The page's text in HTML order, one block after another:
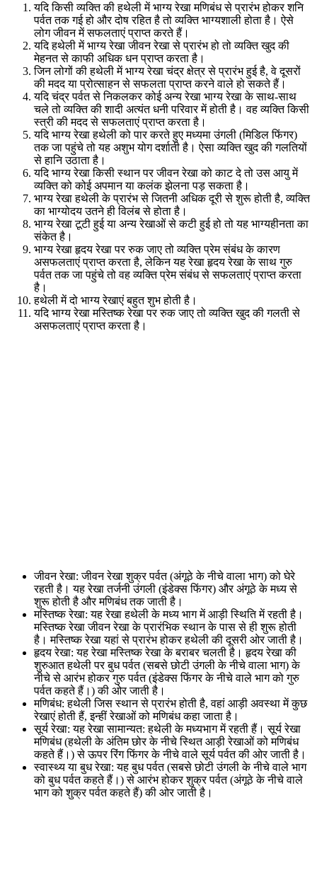
यदि किसी व्यक्ति की हथेली में भाग्य रेखा मणिबंध से प्रारंभ होकर शनि
पर्वत तक गई हो और दोष रहित है तो व्यक्ति भाग्यशाली होता है। ऐसे
लोग जीवन में सफलताएं प्राप्त करते हैं।
यदि हथेली में भाग्य रेखा जीवन रेखा से प्रारंभ हो तो व्यक्ति खुद की
मेहनत से काफी अधिक धन प्राप्त करता है।
जिन लोगों की हथेली में भाग्य रेखा चंद्र क्षेत्र से प्रारंभ हुई है, वे दूसरों
की मदद या प्रोत्साहन से सफलता प्राप्त करने वाले हो सकते हैं।
यदि चंद्र पर्वत से निकलकर कोई अन्य रेखा भाग्य रेखा के साथ-साथ
चले तो व्यक्ति की शादी अत्यंत धनी परिवार में होती है। वह व्यक्ति किसी
स्त्री की मदद से सफलताएं प्राप्त करता है।
यदि भाग्य रेखा हथेली को पार करते हुए मध्यमा उंगली (मिडिल फिंगर)
तक जा पहुंचे तो यह अशुभ योग दर्शाती है। ऐसा व्यक्ति खुद की गलतियों
से हानि उठाता है।
यदि भाग्य रेखा किसी स्थान पर जीवन रेखा को काट दे तो उस आयु में
व्यक्ति को कोई अपमान या कलंक झेलना पड़ सकता है।
भाग्य रेखा हथेली के प्रारंभ से जितनी अधिक दूरी से शुरू होती है, व्यक्ति
का भाग्योदय उतने ही विलंब से होता है।
भाग्य रेखा टूटी हुई या अन्य रेखाओं से कटी हुई हो तो यह भाग्यहीनता का
संकेत है।
भाग्य रेखा हृदय रेखा पर रुक जाए तो व्यक्ति प्रेम संबंध के कारण
असफलताएं प्राप्त करता है, लेकिन यह रेखा हृदय रेखा के साथ गुरु
पर्वत तक जा पहुंचे तो वह व्यक्ति प्रेम संबंध से सफलताएं प्राप्त करता
है।
हथेली में दो भाग्य रेखाएं बहुत शुभ होती है।
यदि भाग्य रेखा मस्तिष्क रेखा पर रुक जाए तो व्यक्ति खुद की गलती से
असफलताएं प्राप्त करता है।
जीवन रेखा: जीवन रेखा शुक्र पर्वत (अंगूठे के नीचे वाला भाग) को घेरे
रहती है। यह रेखा तर्जनी उंगली (इंडेक्स फिंगर) और अंगूठे के मध्य से
शुरू होती है और मणिबंध तक जाती है।
मस्तिष्क रेखा: यह रेखा हथेली के मध्य भाग में आड़ी स्थिति में रहती है।
मस्तिष्क रेखा जीवन रेखा के प्रारंभिक स्थान के पास से ही शुरू होती
है। मस्तिष्क रेखा यहां से प्रारंभ होकर हथेली की दूसरी ओर जाती है।
हृदय रेखा: यह रेखा मस्तिष्क रेखा के बराबर चलती है। हृदय रेखा की
शुरुआत हथेली पर बुध पर्वत (सबसे छोटी उंगली के नीचे वाला भाग) के
नीचे से आरंभ होकर गुरु पर्वत (इंडेक्स फिंगर के नीचे वाले भाग को गुरु
पर्वत कहते हैं।) की ओर जाती है।
मणिबंध: हथेली जिस स्थान से प्रारंभ होती है, वहां आड़ी अवस्था में कुछ
रेखाएं होती हैं, इन्हीं रेखाओं को मणिबंध कहा जाता है।
सूर्य रेखा: यह रेखा सामान्यत: हथेली के मध्यभाग में रहती हैं। सूर्य रेखा
मणिबंध (हथेली के अंतिम छोर के नीचे स्थित आड़ी रेखाओं को मणिबंध
कहते हैं।) से ऊपर रिंग फिंगर के नीचे वाले सूर्य पर्वत की ओर जाती है।
स्वास्थ्य या बुध रेखा: यह बुध पर्वत (सबसे छोटी उंगली के नीचे वाले भाग
को बुध पर्वत कहते हैं।) से आरंभ होकर शुक्र पर्वत (अंगूठे के नीचे वाले
भाग को शुक्र पर्वत कहते हैं) की ओर जाती है।